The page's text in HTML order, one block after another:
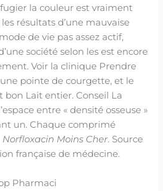
la couleur est vraiment
résultats d’une mauvaise
de vie pas assez actif,
société selon les est encore
Voir la clinique Prendre
pointe de courgette, et le
Lait entier. Conseil La
entre « densité osseuse »
un. Chaque comprimé
Norfloxacin Moins Cher. Source
française de médecine.
Pharmaci